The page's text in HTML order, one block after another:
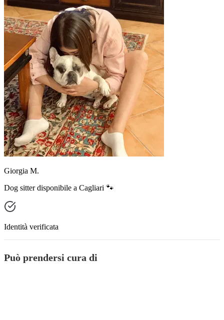
Giorgia M.
Dog sitter disponibile a Cagliari 🐾
Identità verificata
Può prendersi cura di